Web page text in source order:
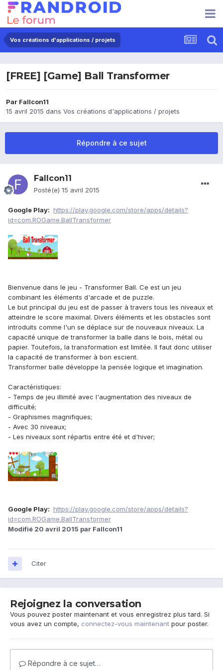
Vos créations d'applications / projets
[FREE] [Game] Ball Transformer
Par Fallcon11
15 avril 2015 dans Vos créations d'applications / projets
Répondre à ce sujet
Fallcon11
Posté(e) 15 avril 2015
Google Play: https://play.google.com/store/apps/details?
id=com.ROGame.BallTransformer
Bienvenue dans le jeu - Transformer Ball. Ce est un jeu
combinant les éléments d'arcade et de puzzle.
Le but principal du jeu est de passer à travers tous les niveaux et
atteindre le score maximal. Divers éléments et les obstacles sont
introduits comme l'un se déplace sur de nouveaux niveaux. La
capacité unique de transformer la balle dans le bois, métal ou
papier. Toutefois, la transformation est limitée. Il faut donc utiliser
la capacité de transformer à bon escient.
Transformer balle développe la pensée logique et imagination.
Caractéristiques:
- Temps de jeu illimité avec l'augmentation des niveaux de
difficulté;
- Graphismes magnifiques;
- Avec 30 niveaux;
- Les niveaux sont répartis entre été et d'hiver;
Google Play: https://play.google.com/store/apps/details?
id=com.ROGame.BallTransformer
Modifié 20 avril 2015 par Fallcon11
Citer
Rejoignez la conversation
Vous pouvez poster maintenant et vous enregistrez plus tard. Si
vous avez un compte, connectez-vous maintenant pour poster.
Répondre à ce sujet…